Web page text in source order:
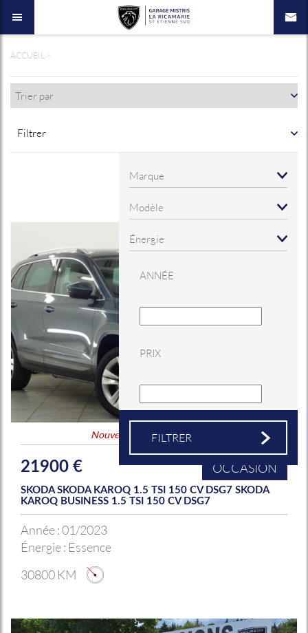
ACCUEIL
Filtrer
ANNÉE
PRIX
Nouveauté Coup de coeur
21900 € OCCASION
SKODA SKODA KAROQ 1.5 TSI 150 CV DSG7 SKODA
KAROQ BUSINESS 1.5 TSI 150 CV DSG7
Année :01/2023
Énergie : Essence
30800 KM